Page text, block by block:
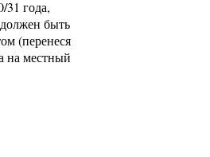
31 года,
быть
(перенеся
на местный